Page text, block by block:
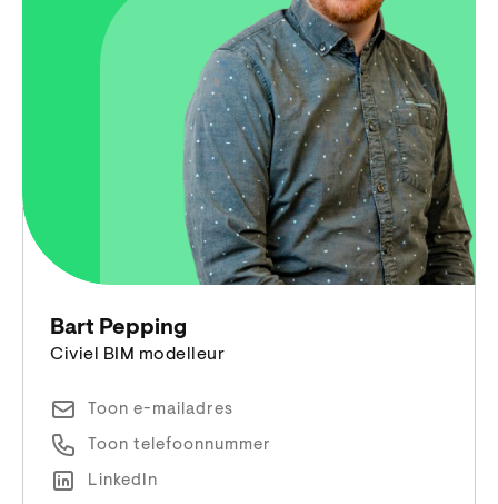
Bart Pepping
Civiel BIM modelleur
Toon e-mailadres
Toon telefoonnummer
LinkedIn